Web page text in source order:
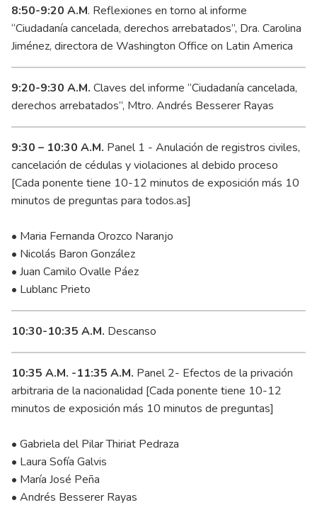
8:50-9:20 A.M. Reflexiones en torno al informe
“Ciudadanía cancelada, derechos arrebatados”, Dra. Carolina
Jiménez, directora de Washington Office on Latin America
9:20-9:30 A.M. Claves del informe “Ciudadanía cancelada,
derechos arrebatados”, Mtro. Andrés Besserer Rayas
9:30 – 10:30 A.M. Panel 1 - Anulación de registros civiles,
cancelación de cédulas y violaciones al debido proceso
[Cada ponente tiene 10-12 minutos de exposición más 10
minutos de preguntas para todos.as]
• Maria Fernanda Orozco Naranjo
• Nicolás Baron González
• Juan Camilo Ovalle Páez
• Lublanc Prieto
10:30-10:35 A.M. Descanso
10:35 A.M. -11:35 A.M. Panel 2- Efectos de la privación
arbitraria de la nacionalidad [Cada ponente tiene 10-12
minutos de exposición más 10 minutos de preguntas]
• Gabriela del Pilar Thiriat Pedraza
• Laura Sofía Galvis
• María José Peña
• Andrés Besserer Rayas